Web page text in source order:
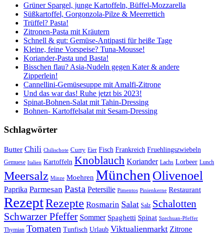
Grüner Spargel, junge Kartoffeln, Büffel-Mozzarella
Süßkartoffel, Gorgonzola-Pilze & Meerrettich
Trüffel? Pasta!
Zitronen-Pasta mit Kräutern
Schnell & gut: Gemüse-Antipasti für heiße Tage
Kleine, feine Vorspeise? Tuna-Mousse!
Koriander-Pasta und Basta!
Bisschen flau? Asia-Nudeln gegen Kater & andere
Zipperlein!
Cannellini-Gemüsesuppe mit Amalfi-Zitrone
Und das war das! Ruhe jetzt bis 2023!
Spinat-Bohnen-Salat mit Tahin-Dressing
Bohnen- Kartoffelsalat mit Sesam-Dressing
Schlagwörter
Butter Chili Chilischote Curry Eier Fisch Frankreich Fruehlingszwiebeln
Gemuese Italien Kartoffeln Knoblauch Koriander Lachs Lorbeer Lunch
Meersalz Minze Moehren München Olivenoel
Paprika Parmesan Pasta Petersilie Pimentos Pinienkerne Restaurant
RezeptRezepte Rosmarin Salat Salz Schalotten
Schwarzer Pfeffer Sommer Spaghetti Spinat Szechuan-Pfeffer
Thymian Tomaten Tunfisch Urlaub Viktualienmarkt Zitrone